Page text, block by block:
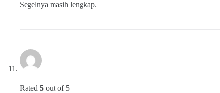
Segelnya masih lengkap.
Rated 5 out of 5